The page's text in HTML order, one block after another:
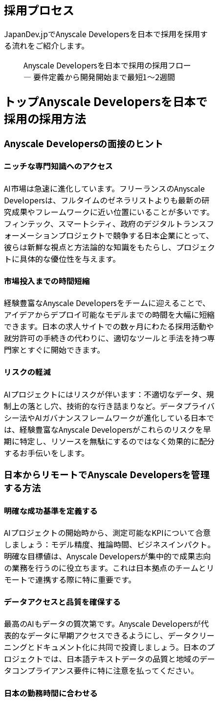
採用プロセス
JapanDev.jpでAnyscale Developersを日本で採用を採用す
る流れをご紹介します。
Anyscale Developersを日本で採用の採用フロー
— 要件定義から開発開始まで最短1〜2週間
トップAnyscale Developersを日本で
採用の採用方法
Anyscale Developersの面接のヒント
ニッチな専門知識へのアクセス
AI市場は急速に進化しています。フリーランスのAnyscale
Developersは、フルタイムのゼネラリストよりも最新の研
究成果やフレームワークに近い位置にいることが多いです。
フィンテック、スマートシティ、政府のデジタルトランスフ
ォーメーションプロジェクトで競争する日本企業にとって、
彼らは新鮮な視点と方法論的な知識をもたらし、プロジェク
トに具体的な優位性を与えます。
市場投入までの時間短縮
経験豊富なAnyscale Developersをチームに迎えることで、
アイデアからデプロイ可能なモデルまでの時間を大幅に短縮
できます。日本の求人サイトでの数ヶ月にわたる採用活動や
就労許可の手続きの代わりに、適切なツールと手法を持つ専
門家とすぐに開始できます。
リスクの軽減
AIプロジェクトにはリスクが伴います：不適切なデータ、規
制上の落とし穴、技術的な行き詰まりなど。データプライバ
シー法やAIガバナンスフレームワークが進化している日本で
は、経験豊富なAnyscale Developersがこれらのリスクを早
期に特定し、リソースを無駄にするのではなく効果的に配分
するお手伝いをします。
日本からリモートでAnyscale Developersを管理
する方法
明確な成功基準を定義する
AIプロジェクトの開始時から、測定可能なKPIについて合意
しましょう：モデル精度、推論時間、ビジネスインパクト。
明確な目標値は、Anyscale Developersが集中的で成果志向
の業務を行うのに役立ちます。これは日本拠点のチームとリ
モートで連携する際に特に重要です。
データアクセスと品質を確保する
最高のAIもデータの質次第です。Anyscale Developersが代
表的なデータに早期アクセスできるようにし、データクリー
ニングとドキュメント化に共同で投資しましょう。日本のプ
ロジェクトでは、日本語テキストデータの品質と地域のデー
タコンプライアンス要件に特に注意を払ってください。
日本の勤務時間に合わせる